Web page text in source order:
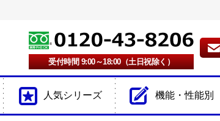
受付時間 9:00～18:00（土日祝除く）
人気シリーズ 機能・性能別